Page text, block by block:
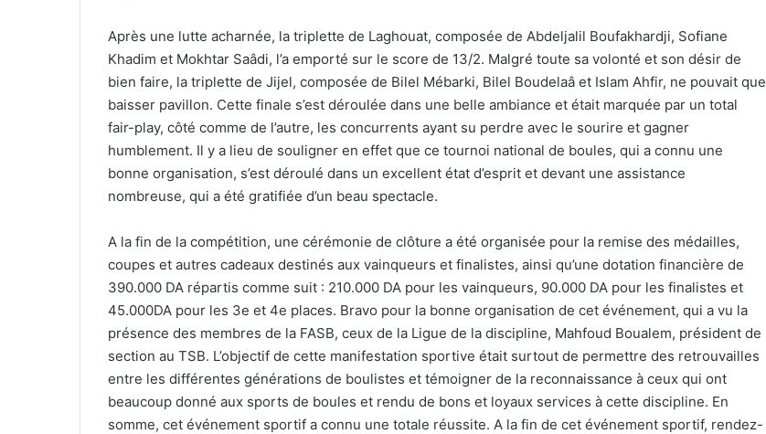
Après une lutte acharnée, la triplette de Laghouat, composée de Abdeljalil Boufakhardji, Sofiane
Khadim et Mokhtar Saâdi, l’a emporté sur le score de 13/2. Malgré toute sa volonté et son désir de
bien faire, la triplette de Jijel, composée de Bilel Mébarki, Bilel Boudelaâ et Islam Ahfir, ne pouvait que
baisser pavillon. Cette finale s’est déroulée dans une belle ambiance et était marquée par un total
fair-play, côté comme de l’autre, les concurrents ayant su perdre avec le sourire et gagner
humblement. Il y a lieu de souligner en effet que ce tournoi national de boules, qui a connu une
bonne organisation, s’est déroulé dans un excellent état d’esprit et devant une assistance
nombreuse, qui a été gratifiée d’un beau spectacle.
A la fin de la compétition, une cérémonie de clôture a été organisée pour la remise des médailles,
coupes et autres cadeaux destinés aux vainqueurs et finalistes, ainsi qu’une dotation financière de
390.000 DA répartis comme suit : 210.000 DA pour les vainqueurs, 90.000 DA pour les finalistes et
45.000DA pour les 3e et 4e places. Bravo pour la bonne organisation de cet événement, qui a vu la
présence des membres de la FASB, ceux de la Ligue de la discipline, Mahfoud Boualem, président de
section au TSB. L’objectif de cette manifestation sportive était surtout de permettre des retrouvailles
entre les différentes générations de boulistes et témoigner de la reconnaissance à ceux qui ont
beaucoup donné aux sports de boules et rendu de bons et loyaux services à cette discipline. En
somme, cet événement sportif a connu une totale réussite. A la fin de cet événement sportif, rendez-